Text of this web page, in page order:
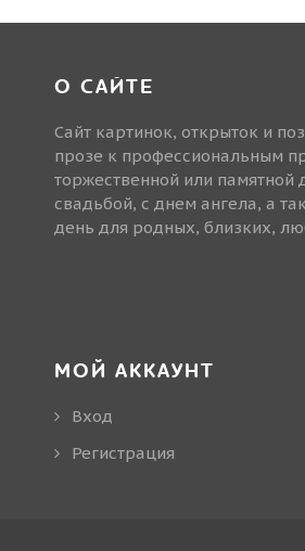
О САЙТЕ
Сайт картинок, открыток и
прозе к профессиональным
торжественной или памятной
свадьбой, с днем ангела, а
день для родных, близких,
МОЙ АККАУНТ
Вход
Регистрация